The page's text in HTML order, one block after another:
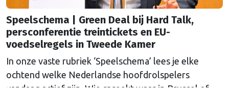
Speelschema | Green Deal bij Hard Talk,
persconferentie treintickets en EU-
voedselregels in Tweede Kamer
In onze vaste rubriek ‘Speelschema’ lees je elke
ochtend welke Nederlandse hoofdrolspelers
vandaag actief zijn. Wie spreekt waar in Brussel of